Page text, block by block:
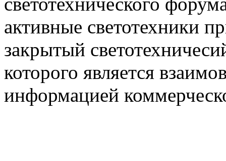
активные светотехники
закрытый
которого является
информацией